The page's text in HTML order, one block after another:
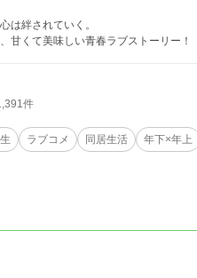
は絆されていく。
甘くて美味しい青春ラブストーリー！
件
ラブコメ 同居生活 年下×年上